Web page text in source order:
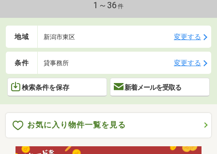
1～36 件
地域 新潟市東区 変更する
条件 貸事務所 変更する
検索条件を保存 新着メールを受取る
お気に入り物件一覧を見る